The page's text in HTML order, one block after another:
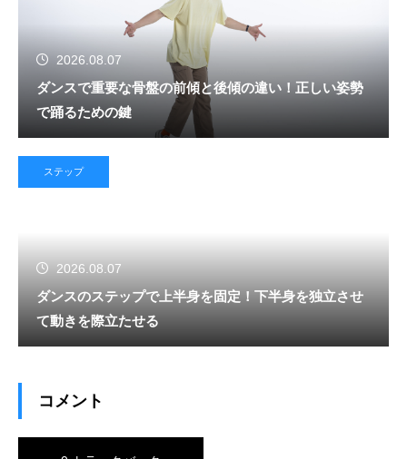
2026.08.07
ダンスで重要な骨盤の前傾と後傾の違い！正しい姿勢
で踊るための鍵
ステップ
2026.08.07
ダンスのステップで上半身を固定！下半身を独立させ
て動きを際立たせる
コメント